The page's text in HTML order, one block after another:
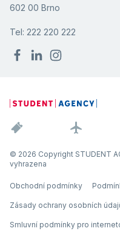
602 00 Brno
Tel: 222 220 222
© 2026 Copyright STUDENT
vyhrazena
Obchodní podmínky
Zásady ochrany osobních
Smluvní podmínky pro